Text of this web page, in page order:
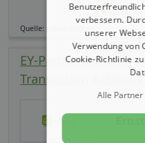
Teilen
Quelle: meinestadt.de
EY-Parthenon
Transaction Advisory
verbessern.
unserer
Verwendung von
Cookie-Richtlinie
Alle